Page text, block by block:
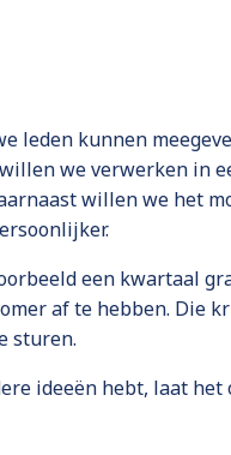
kunnen
we verwerken in
willen we het
een kwartaal
af te hebben. Die
sturen.
ideeën hebt, laat het